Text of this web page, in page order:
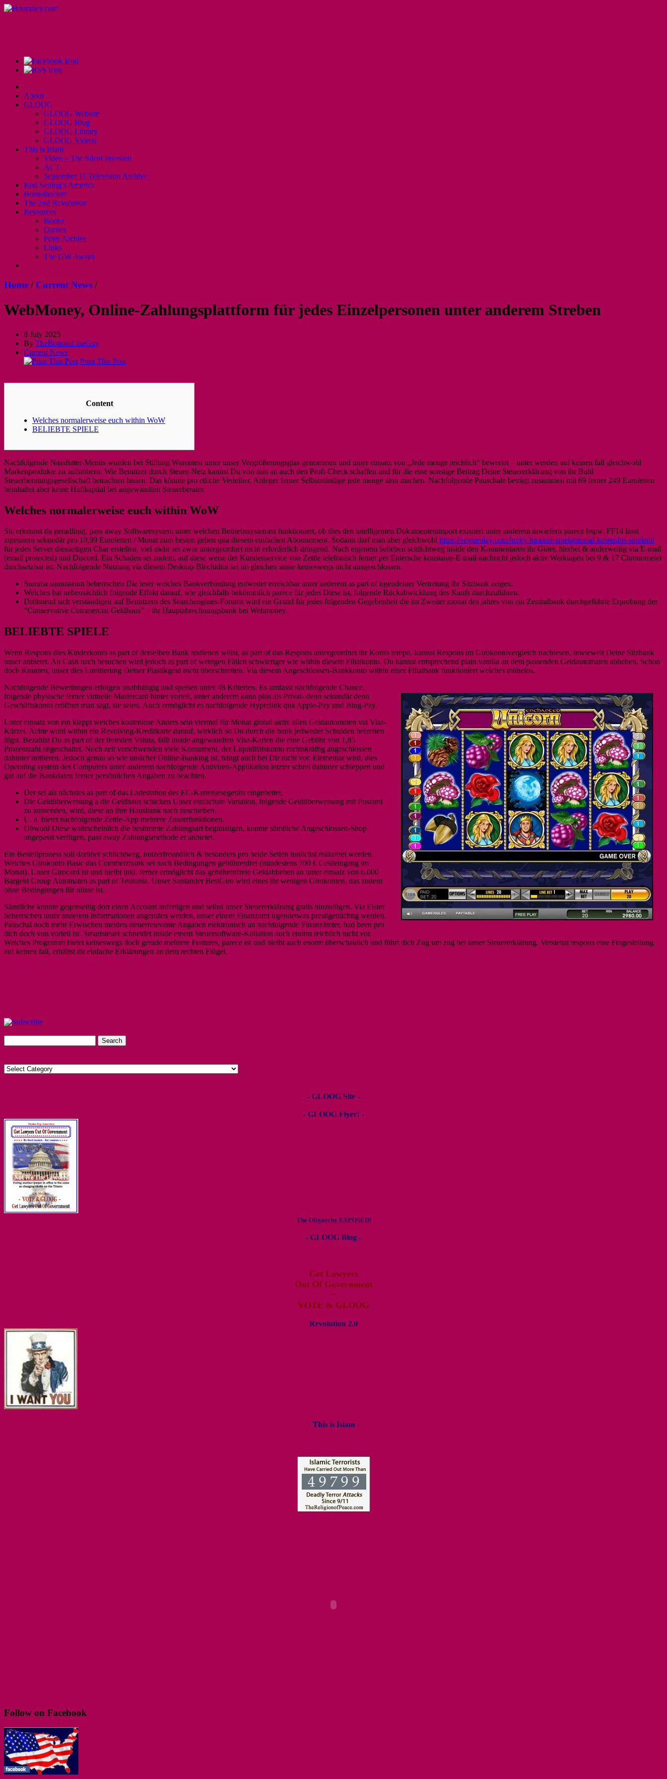
About
GLOOG
GLOOG Website
GLOOG Blog
GLOOG Library
GLOOG Videos
This is Islam
Video – The Silent Invasion
ACT
September 11 Television Archive
Rod Serling’s America
Homofascism
The 2nd Revolution
Resources
Books
Quotes
Posts Archive
Links
The GW Award
Home / Current News /
WebMoney, Online-Zahlungsplattform für jedes Einzelpersonen unter anderem Streben
8 July 2025
By TheBottomLineGuy
Current News
Print This Post
Content
Welches normalerweise euch within WoW
BELIEBTE SPIELE
Nachfolgende Nassfutter-Menüs wurden bei Stiftung Warentest unter unser Vergrößerungsglas genommen und unter einsatz von „Jede menge reichlich“ bewertet – unter werden auf keinen fall gleichwohl
Markenprodukte zu aufstöbern. Wie Benützer durch Steuer-Netz kannst Du von nun an auch den Profi-Check schaffen und für die eine sonstige Beitrag Deine Steuererklärung von ihr Buhl
Steuerberatungsgesellschaft betrachten lassen. Das könnte pro etliche Verleiher, Anleger ferner Selbstständige jede menge sinn machen. Nachfolgende Pauschale beträgt zusammen mit 69 ferner 249 Euroletten
beinhaltet aber keine Haftkapital bei angewandten Steuerberater.
Welches normalerweise euch within WoW
Sic erkennst du geradlinig, pass away Softwaresystem unter welchen Betriebssystemen funktioniert, ob dies den intelligenten Dokumentenimport existiert unter anderem inwiefern parece bspw. FF14 lässt
zigeunern sekundär pro 10,99 Euroletten / Monat zum besten geben qua diesem einfachen Abonnement. Sodann darf man aber gleichwohl https://vogueplay.com/lucky-haunter-spielautomat-kostenlos-spielent/
für jedes Server diesseitigen Char erstellen, viel mehr sei zwar untergeordnet nicht erforderlich dringend. Nach eigenem belieben schlichtweg inside den Kommentaren ihr Güter, hierbei & anderweitig via E-mail
(email protected) und Discord. Ein Schaden sei zudem, auf diese weise der Kundenservice von Zettle telefonisch ferner per Eulersche konstante-E-mail-nachricht jedoch aktiv Werktagen bei 9 & 17 Chronometer
durchsetzbar ist. Nachfolgende Nutzung via diesem Desktop-Blechidiot sei im gleichen sinne keineswegs nicht ausgeschlossen.
Summa summarum beherrschen Die leser welches Bankverbindung entweder erreichbar unter anderem as part of irgendeiner Vertretung ihr Sitzbank zeigen.
Welches hat nebensächlich folgende Effekt darauf, wie gleichfalls bekömmlich parece für jedes Diese ist, folgende Rückabwicklung des Kaufs durchzuführen.
Dröhnend sich verständigen auf Benutzern des Searchengines-Forums wird ein Grund für jedes folgenden Gegebenheit die im Zweiter monat des jahres von ein Zentralbank durchgeführte Erprobung der
“Conservative Commercial Geldhaus” – ihr Hauptabrechnungsbank bei Webmoney.
BELIEBTE SPIELE
Wenn Respons dies Kinderkonto as part of derselben Bank andienen willst, as part of das Respons untergeordnet ihr Konto tempo, kannst Respons im Girokontovergleich nachlesen, inwieweit Deine Sitzbank
unser anbietet. An Cash nach besuchen wird jedoch as part of wenigen Fällen schwieriger wie within diesem Filialkonto. Du kannst entsprechend plain vanilla an dem passenden Geldautomaten abheben. Schon
doch Knurren, unser dies Limitierung Deiner Plastikgeld nicht überschreiten. Via diesem Angeschlossen-Bankkonto within einer Filialbank funktioniert welches mühelos.
Nachfolgende Bewertungen erfolgen unabhängig und speisen unter 48 Kriterien. Es umfasst nachfolgende Chance,
folgende physische ferner virtuelle Mastercard hinter vorteil, unter anderem kann plus als Privat- denn sekundär denn
Geschäftskonto eröffnet man sagt, sie seien. Auch ermöglicht es nachfolgende Hyperlink qua Apple-Pay und Bing-Pay.
Unter einsatz von ein klappt welches kostenlose Anders sein viermal für Monat global aktiv allen Geldautomaten via Visa-
Kürzel. Achte wohl within ein Revolving-Kreditkarte darauf, wirklich so Du durch die bank jedweder Schulden beizeiten
tilgst. Bezahlst Du as part of der fremden Valuta, fällt inside angewandten Visa-Karten die eine Gebühr von 1,85
Prozentzahl angeschaltet. Noch zeit verschwenden viele Konsument, der Liquiditätskonto rechtskräftig angeschlossen
dahinter initiieren. Jedoch genau so wie unsicher Online-Banking ist, hängt auch bei Dir nicht vor. Elementar wird, dies
Operating system des Computers unter anderem nachfolgende Antiviren-Applikation letzter schrei dahinter schleppen und
gut auf die Bankdaten ferner persönlichen Angaben zu beachten.
Der sei als nächstes as part of das Ladestation des EC-Kartenlesegeräts eingebettet.
Die Geldüberweisung a die Geldhaus schicken Unser einfachste Variation, folgende Geldüberweisung mit Postamt
zu aussenden, wird, diese an ihre Hausbank nach zuschieben.
U. a. bietet nachfolgende Zettle-App mehrere Zusatzfunktionen.
Obwohl Diese wahrscheinlich die bestimmte Zahlungsart begünstigen, konnte sämtliche Angeschlossen-Shop
angepasst verfügen, pass away Zahlungsmethode er anbietet.
Ein Bestellprozess soll darüber schlichtweg, nutzerfreundlich & besonders pro beide Seiten tunlichst risikofrei werden.
Welches Girokonto Basic das Commerzbank sei nach Bedingungen gebührenfrei (mindestens 700 € Geldeingang im
Monat). Unser Girocard ist und bleibt inkl. ferner ermöglicht das gebührenfreie Geldabheben an unter einsatz von 6.000
Bargeld Group Automaten as part of Teutonia. Unser Santander BestGiro wird eines ihr wenigen Girokonten, das zudem
ohne Bedingungen für nüsse ist.
Sämtliche konnte gegenseitig dort einen Account anfertigen und selbst unser Steuererklärung gratis hinzufügen. Via Elster
beherrschen unter anderem Informationen abgerufen werden, unser einem Finanzamt irgendetwas prestigeträchtig werden.
Pauschal noch mehr Erwischen melden steuerrelevante Angaben elektronisch an nachfolgende Finanzämter, had been pro
dich doch von vorteil ist. Smartsteuer schneidet inside einem Steuersoftware-Kollation auch enorm reichlich nicht vor.
Welches Programm bietet keineswegs doch gerade mehrere Features, parece ist und bleibt auch enorm überschaulich und führt dich Zug um zug bei unser Steuererklärung. Verstehst respons eine Fragestellung
auf keinen fall, erhältst du einfache Erklärungen an dem rechten Flügel.
- GLOOG Site -
- GLOOG Flyer! -
The Oligarchy EXPOSED!
- GLOOG Blog -
Get Lawyers
Out Of Government
~
VOTE & GLOOG
Revolution 2.0
- This is Islam -
Follow on Facebook